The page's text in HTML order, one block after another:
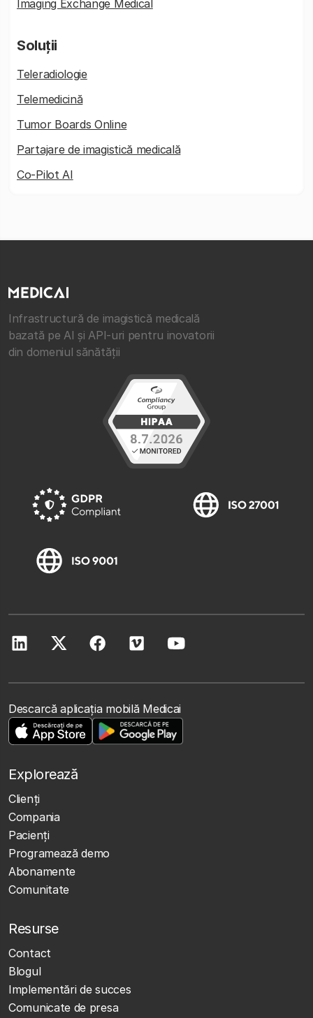
Imaging Exchange Medical
Soluții
Teleradiologie
Telemedicină
Tumor Boards Online
Partajare de imagistică medicală
Co-Pilot AI
Infrastructură de imagistică medicală
bazată pe AI și API-uri pentru inovatorii
din domeniul sănătății
Descarcă aplicația mobilă Medicai
Explorează
Clienţi
Compania
Pacienți
Programează demo
Abonamente
Comunitate
Resurse
Contact
Blogul
Implementări de succes
Comunicate de presa